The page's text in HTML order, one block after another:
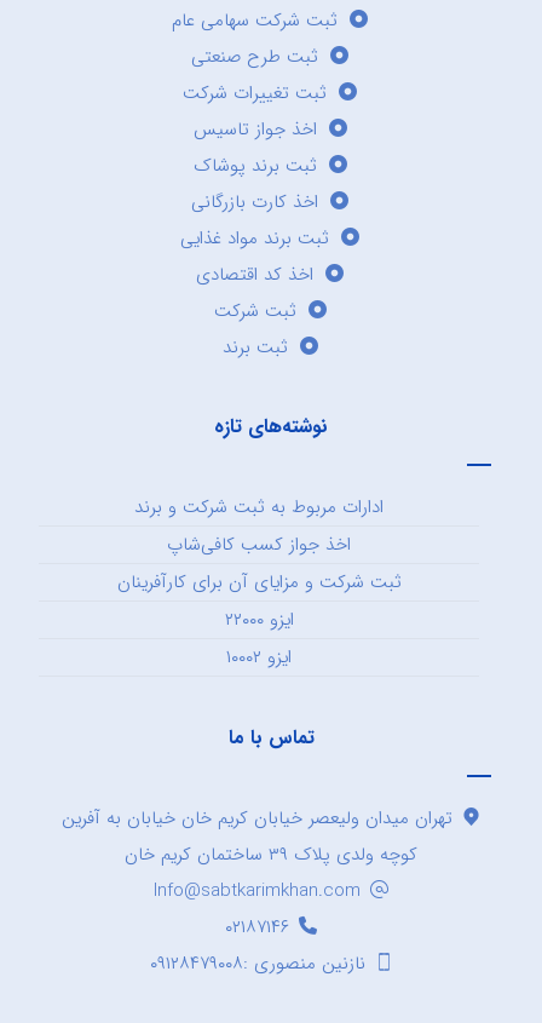
ثبت شرکت سهامی عام
ثبت طرح صنعتی
ثبت تغییرات شرکت
اخذ جواز تاسیس
ثبت برند پوشاک
اخذ کارت بازرگانی
ثبت برند مواد غذایی
اخذ کد اقتصادی
ثبت شرکت
ثبت برند
نوشته‌های تازه
ادارات مربوط به ثبت شرکت و برند
اخذ جواز کسب کافی‌شاپ
ثبت شرکت و مزایای آن برای کارآفرینان
ایزو ۲۲۰۰۰
ایزو ۱۰۰۰۲
تماس با ما
تهران میدان ولیعصر خیابان کریم خان خیابان به آفرین
کوچه ولدی پلاک ۳۹ ساختمان کریم خان
Info@sabtkarimkhan.com
۰۲۱۸۷۱۴۶
نازنین منصوری :۰۹۱۲۸۴۷۹۰۰۸